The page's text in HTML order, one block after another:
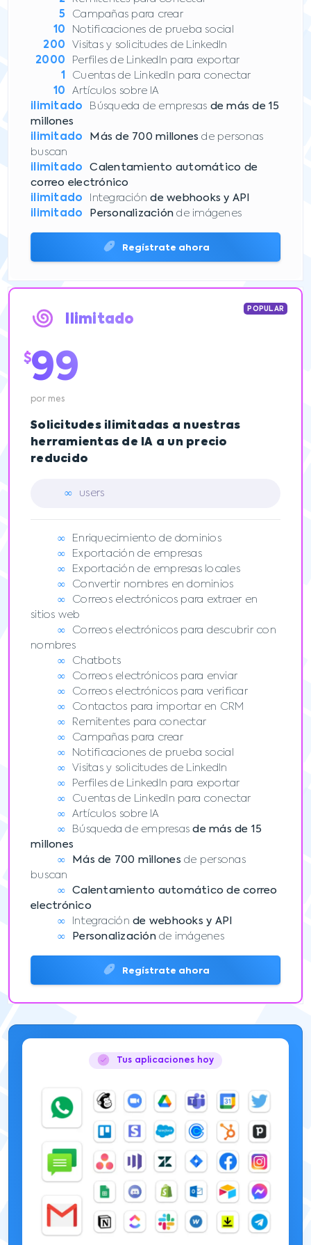
5
Campañas para crear
10
Notificaciones de prueba social
200
Visitas y solicitudes de LinkedIn
2000
Perfiles de LinkedIn para exportar
1
Cuentas de LinkedIn para conectar
10
Artículos sobre IA
ilimitado
Búsqueda de empresas de más de 15
millones
ilimitado
Más de 700 millones de personas
buscan
ilimitado
Calentamiento automático de
correo electrónico
ilimitado
Integraciónde webhooks y API
ilimitado
Personalización de imágenes
Regístrate ahora
Ilimitado
POPULAR
$99
por mes
Solicitudes ilimitadas a nuestras
herramientas de IA a un precio
reducido
∞ users
∞
Enriquecimiento de dominios
∞
Exportación de empresas
∞
Exportación de empresas locales
∞
Convertir nombres en dominios
∞
Correos electrónicos para extraer en
sitios web
∞
Correos electrónicos para descubrir con
nombres
∞
Chatbots
∞
Correos electrónicos para enviar
∞
Correos electrónicos para verificar
∞
Contactos para importar en CRM
∞
Remitentes para conectar
∞
Campañas para crear
∞
Notificaciones de prueba social
∞
Visitas y solicitudes de LinkedIn
∞
Perfiles de LinkedIn para exportar
∞
Cuentas de LinkedIn para conectar
∞
Artículos sobre IA
∞
Búsqueda de empresasde más de 15
millones
∞
Más de 700 millones de personas
buscan
∞
Calentamiento automático de correo
electrónico
∞
Integración de webhooks y API
∞
Personalizaciónde imágenes
Regístrate ahora
Tus aplicaciones hoy